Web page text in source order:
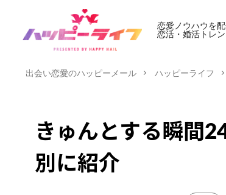
恋愛ノウハウを
恋活・婚活トレン
出会い恋愛のハッピーメール ハッピーライフ
きゅんとする瞬間
別に紹介